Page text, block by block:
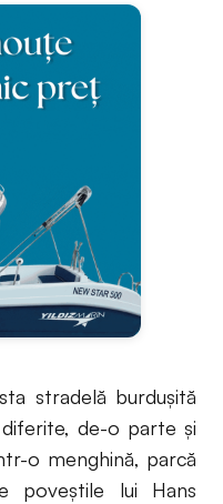
stradelă burdușită
de-o parte și
o menghină, parcă
poveștile lui Hans